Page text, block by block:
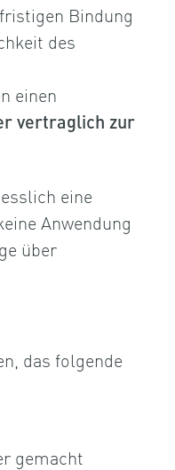
Bindung
des
einen
vertraglich zur
eine
Anwendung
über
das folgende
gemacht